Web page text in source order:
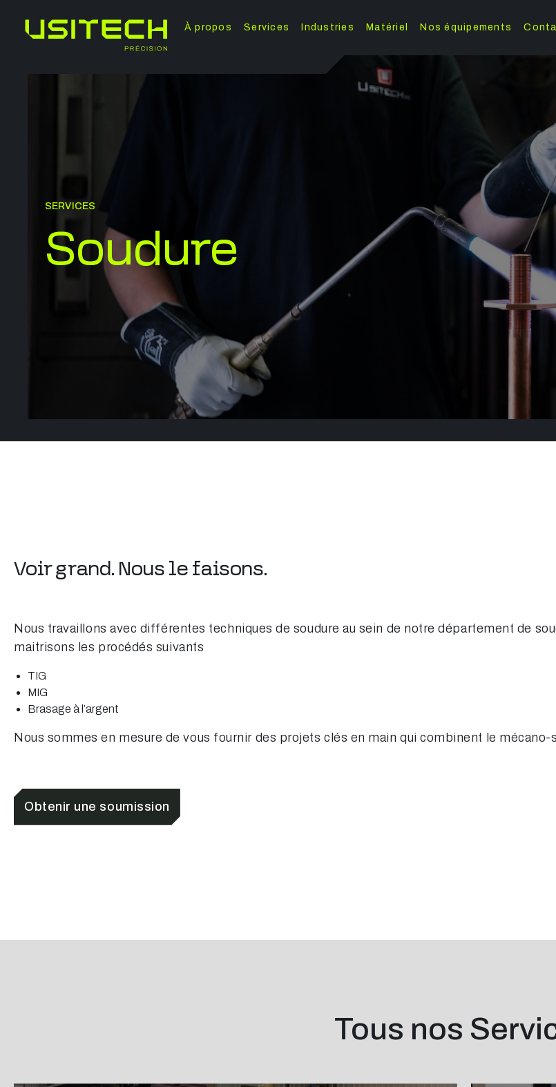
À propos Services Industries Matériel Nos équipements
SERVICES
Soudure
Voir grand. Nous le faisons.
Nous travaillons avec différentes techniques de soudure au sein de notre département de
maitrisons les procédés suivants
TIG
MIG
Brasage à l’argent
Nous sommes en mesure de vous fournir des projets clés en main qui combinent le mécano-
Obtenir une soumission
Tous nos